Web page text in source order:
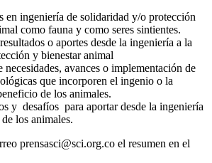
en ingeniería de solidaridad y/o protección
como fauna y como seres sintientes.
o aportes desde la ingeniería a la
y bienestar animal
avances o implementación de
que incorporen el ingenio o la
de los animales.
y desafíos para aportar desde la ingeniería
los animales.
prensasci@sci.org.co el resumen en el